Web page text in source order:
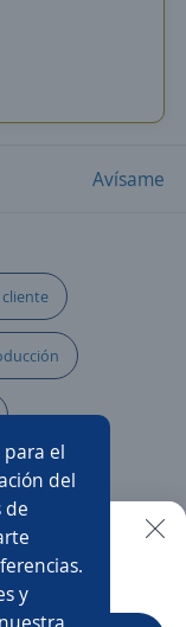
para el
del
de
y
Avísame
a
de almacén
app